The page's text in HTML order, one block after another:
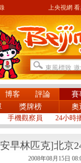
上央視網 看奧
博客 評論
賽
獎牌榜 奧
手機觀察員 24小時
早林匹克]北京
2008年08月15日